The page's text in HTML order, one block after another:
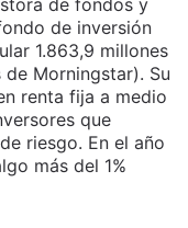
de inversión
1.863,9 millones
Morningstar). Su
renta fija a medio
que
riesgo. En el año
más del 1%